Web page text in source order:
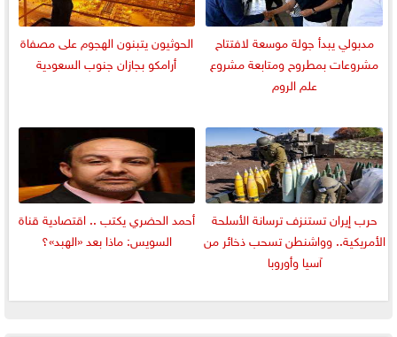
مدبولي يبدأ جولة موسعة لافتتاح
مشروعات بمطروح ومتابعة مشروع
علم الروم
الحوثيون يتبنون الهجوم على مصفاة
أرامكو بجازان جنوب السعودية
حرب إيران تستنزف ترسانة الأسلحة
الأمريكية.. وواشنطن تسحب ذخائر من
آسيا وأوروبا
أحمد الحضري يكتب .. اقتصادية قناة
السويس: ماذا بعد «الهبد»؟